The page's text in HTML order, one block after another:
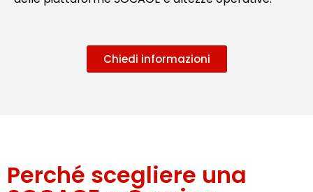
Chiedi informazioni
Perché scegliere una